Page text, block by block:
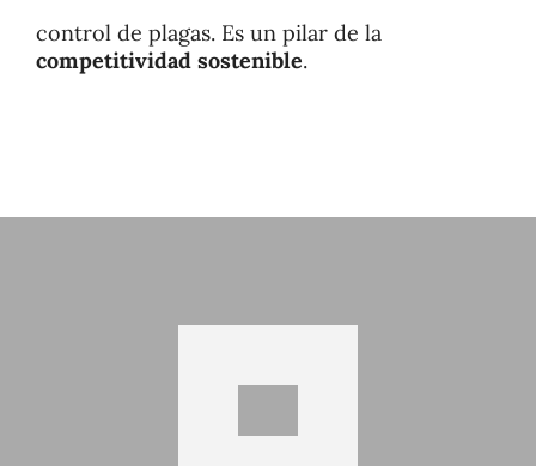
control de plagas. Es un pilar de la
competitividad sostenible.